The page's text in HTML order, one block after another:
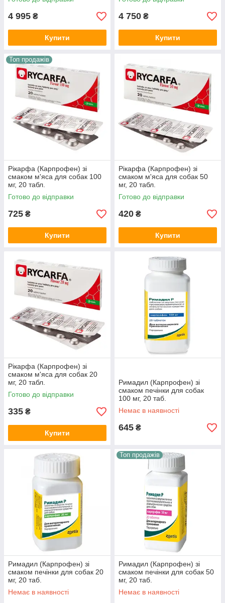
4 995 ₴
Купити
4 750 ₴
Купити
Топ продажів
Рікарфа (Карпрофен) зі
смаком м'яса для собак 100
мг, 20 табл.
Готово до відправки
725 ₴
Купити
Рікарфа (Карпрофен) зі
смаком м'яса для собак 50
мг, 20 табл.
Готово до відправки
420 ₴
Купити
Рікарфа (Карпрофен) зі
смаком м'яса для собак 20
мг, 20 табл.
Готово до відправки
335 ₴
Купити
Римадил (Карпрофен) зі
смаком печінки для собак
100 мг, 20 таб.
Немає в наявності
645 ₴
Римадил (Карпрофен) зі
смаком печінки для собак 20
мг, 20 таб.
Немає в наявності
Топ продажів
Римадил (Карпрофен) зі
смаком печінки для собак 50
мг, 20 таб.
Немає в наявності